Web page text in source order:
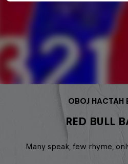
ОВОЈ НАСТАН
RED BULL
Many speak, few rhyme,